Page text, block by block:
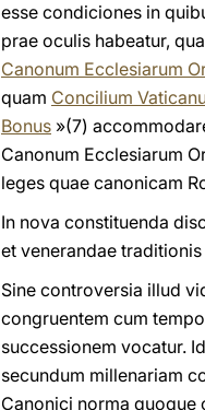
esse condiciones in
prae oculis habeatur,
Canonum Ecclesiarum
quam Concilium
Bonus »(7)
Canonum Ecclesiarum
leges quae canonicam
In nova constituenda
et venerandae
Sine controversia illud
congruentem cum
successionem vocatur.
secundum millenariam
Canonici norma quoque